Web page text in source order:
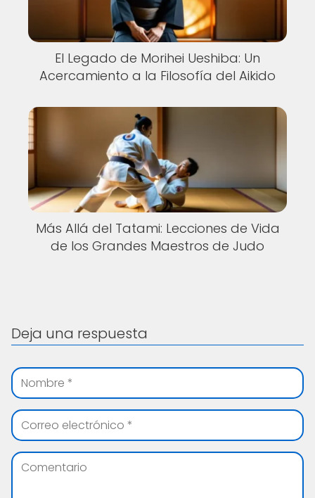
El Legado de Morihei Ueshiba: Un
Acercamiento a la Filosofía del Aikido
Más Allá del Tatami: Lecciones de Vida
de los Grandes Maestros de Judo
Deja una respuesta